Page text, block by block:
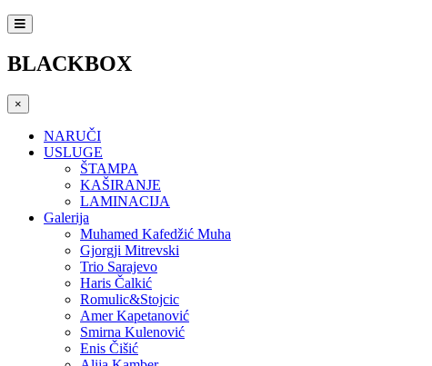
BLACKBOX
×
NARUČI
USLUGE
ŠTAMPA
KAŠIRANJE
LAMINACIJA
Galerija
Muhamed Kafedžić Muha
Gjorgji Mitrevski
Trio Sarajevo
Haris Čalkić
Romulic&Stojcic
Amer Kapetanović
Smirna Kulenović
Enis Čišić